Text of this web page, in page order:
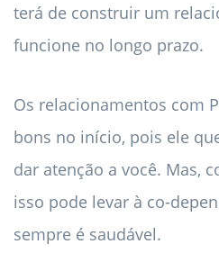
terá de construir um
funcione no longo prazo.
Os relacionamentos com
bons no início, pois ele
dar atenção a você. Mas,
isso pode levar à co-
sempre é saudável.